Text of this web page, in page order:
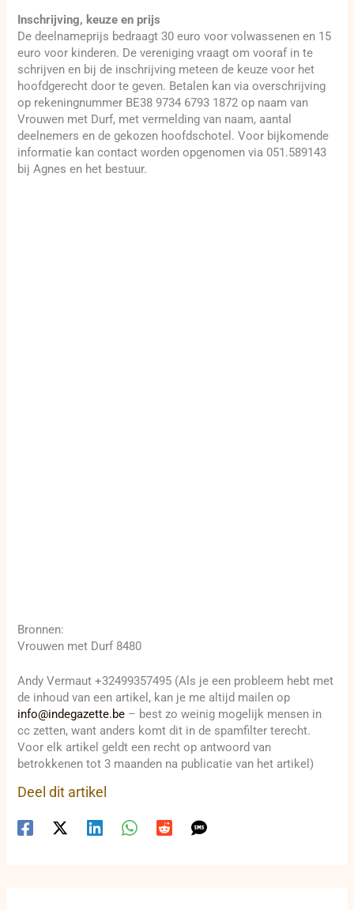
Inschrijving, keuze en prijs
De deelnameprijs bedraagt 30 euro voor volwassenen en 15
euro voor kinderen. De vereniging vraagt om vooraf in te
schrijven en bij de inschrijving meteen de keuze voor het
hoofdgerecht door te geven. Betalen kan via overschrijving
op rekeningnummer BE38 9734 6793 1872 op naam van
Vrouwen met Durf, met vermelding van naam, aantal
deelnemers en de gekozen hoofdschotel. Voor bijkomende
informatie kan contact worden opgenomen via 051.589143
bij Agnes en het bestuur.
Bronnen:
Vrouwen met Durf 8480
Andy Vermaut +32499357495 (Als je een probleem hebt met
de inhoud van een artikel, kan je me altijd mailen op
info@indegazette.be – best zo weinig mogelijk mensen in
cc zetten, want anders komt dit in de spamfilter terecht.
Voor elk artikel geldt een recht op antwoord van
betrokkenen tot 3 maanden na publicatie van het artikel)
Deel dit artikel